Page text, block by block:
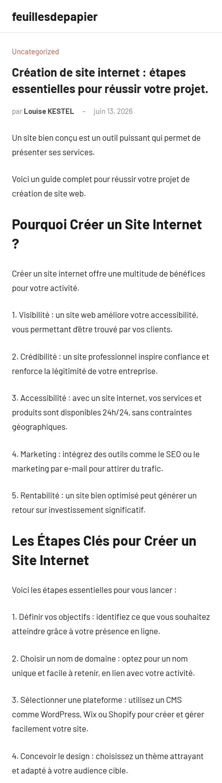
contenu
feuillesdepapier
Uncategorized
Création de site internet : étapes
essentielles pour réussir votre projet.
par Louise KESTEL juin 13, 2026
Un site bien conçu est un outil puissant qui permet de
présenter ses services.
Voici un guide complet pour réussir votre projet de
création de site web.
Pourquoi Créer un Site Internet
?
Créer un site internet offre une multitude de bénéfices
pour votre activité.
1. Visibilité : un site web améliore votre accessibilité,
vous permettant d’être trouvé par vos clients.
2. Crédibilité : un site professionnel inspire confiance et
renforce la légitimité de votre entreprise.
3. Accessibilité : avec un site internet, vos services et
produits sont disponibles 24h/24, sans contraintes
géographiques.
4. Marketing : intégrez des outils comme le SEO ou le
marketing par e-mail pour attirer du trafic.
5. Rentabilité : un site bien optimisé peut générer un
retour sur investissement significatif.
Les Étapes Clés pour Créer un
Site Internet
Voici les étapes essentielles pour vous lancer :
1. Définir vos objectifs : identifiez ce que vous souhaitez
atteindre grâce à votre présence en ligne.
2. Choisir un nom de domaine : optez pour un nom
unique et facile à retenir, en lien avec votre activité.
3. Sélectionner une plateforme : utilisez un CMS
comme WordPress, Wix ou Shopify pour créer et gérer
facilement votre site.
4. Concevoir le design : choisissez un thème attrayant
et adapté à votre audience cible.